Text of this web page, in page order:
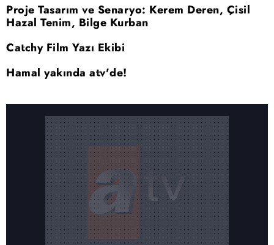
Proje Tasarım ve Senaryo: Kerem Deren, Çisil
Hazal Tenim, Bilge Kurban
Catchy Film Yazı Ekibi
Hamal yakında atv'de!